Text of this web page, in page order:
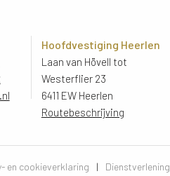
Hoofdvestiging Heerlen
Laan van Hövell tot
Westerflier 23
6411 EW Heerlen
Routebeschrijving
en cookieverklaring | Dienstverlening